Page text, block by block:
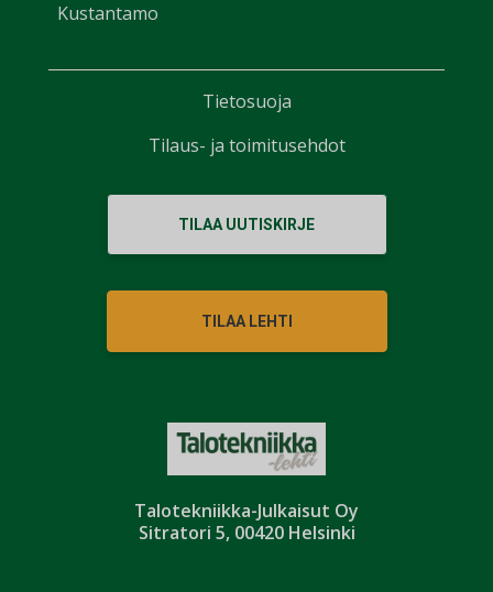
Talotekniikka-Julkaisut Oy
Sitratori 5, 00420 Helsinki
Kustantamo
TILAA UUTISKIRJE
TILAA LEHTI
Tietosuoja
Tilaus- ja toimitusehdot